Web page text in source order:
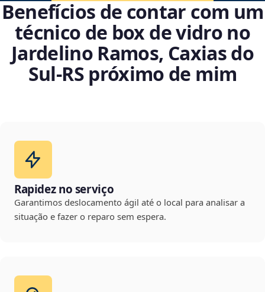
Benefícios de contar com um
técnico de box de vidro no
Jardelino Ramos, Caxias do
Sul‑RS próximo de mim
Rapidez no serviço
Garantimos deslocamento ágil até o local para analisar a
situação e fazer o reparo sem espera.